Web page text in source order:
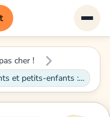
cher !
Jeux de société pour grands-parents et petits-enfants : le plaisir du jeu partagé